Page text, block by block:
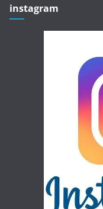
instagram